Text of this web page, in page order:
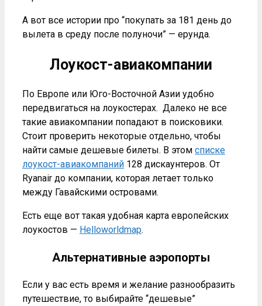
А вот все истории про “покупать за 181 день до
вылета в среду после полуночи” — ерунда.
Лоукост-авиакомпании
По Европе или Юго-Восточной Азии удобно
передвигаться на лоукостерах. Далеко не все
такие авиакомпании попадают в поисковики.
Стоит проверить некоторые отдельно, чтобы
найти самые дешевые билеты. В этом списке
лоукост-авиакомпаний 128 дискаунтеров. От
Ryanair до компании, которая летает только
между Гавайскими островами.
Есть еще вот такая удобная карта европейских
лоукостов — Helloworldmap.
Альтернативные аэропорты
Если у вас есть время и желание разнообразить
путешествие, то выбирайте “дешевые”